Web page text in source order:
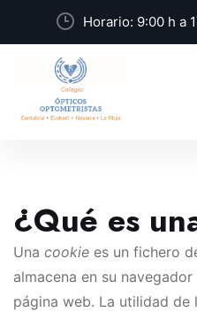
Horario: 9:00 h a
¿Qué es
Una cookie es un fichero
almacena en su
página web. La utilidad de